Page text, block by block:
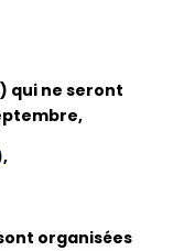
) qui ne seront
organisées